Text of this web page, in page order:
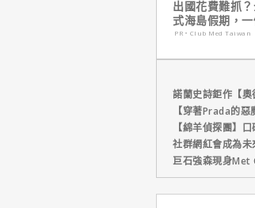
出國花費難抓
式海島假期，一
定食宿玩樂，省
PR・Club Med Taiwan
諾蘭史詩鉅作【
【穿著Prada的
【綿羊偵探團】
社群網紅會成為未
巨石強森現身Met